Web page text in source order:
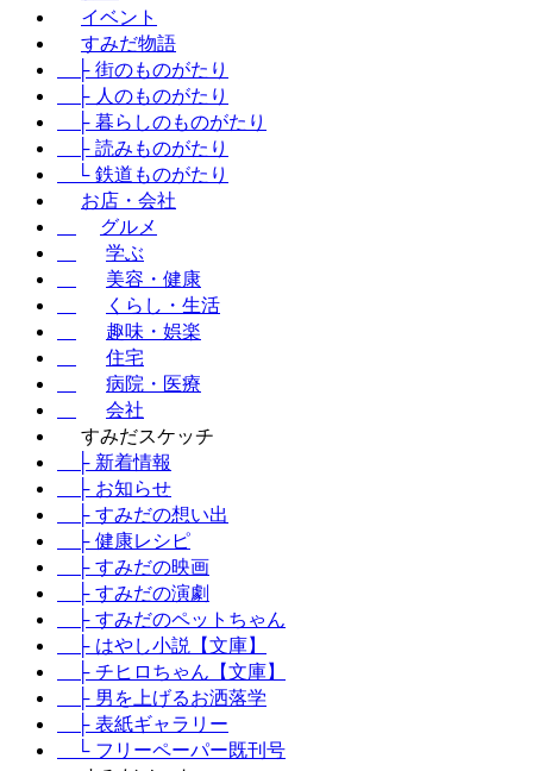
イベント
すみだ物語
├ 街のものがたり
├ 人のものがたり
├ 暮らしのものがたり
├ 読みものがたり
└ 鉄道ものがたり
お店・会社
グルメ
学ぶ
美容・健康
くらし・生活
趣味・娯楽
住宅
病院・医療
会社
すみだスケッチ
├ 新着情報
├ お知らせ
├ すみだの想い出
├ 健康レシピ
├ すみだの映画
├ すみだの演劇
├ すみだのペットちゃん
├ はやし小説【文庫】
├ チヒロちゃん【文庫】
├ 男を上げるお洒落学
├ 表紙ギャラリー
└ フリーペーパー既刊号